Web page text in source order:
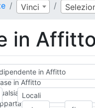
Vinci
in
in Affitto
in Affitto
Locali